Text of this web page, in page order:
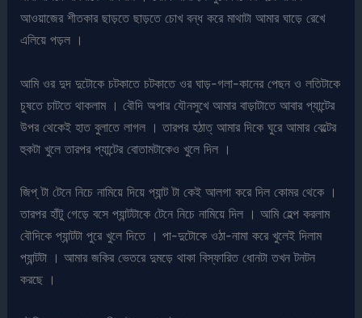
আওয়াজের শীতকার ছাড়তে ছাড়তে চোখ বন্ধ করে মাথাটা আমার ঘাড়ে রেখে
এলিয়ে পড়ল ।
আমি ওর দুদ দুটোকে চটকাতে চটকাতে ওর ঘাড়-গলা-কানের পেছন ও লতিটাকে
চুষতে চাটতে থাকলাম । বৌদি অপার যৌনসুখে আমার বাড়াটাতে আবার প্যান্টের
উপর থেকেই হাত বুলাতে লাগল । তারপর হঠাত্ আমার দিকে ঘুরে আমার বেল্টের
হুকটা খুলে তারপর প্যান্টের বোতামটাকেও খুলে দিল ।
জিপ্ টা টেনে নিচে নামিয়ে দিয়ে প্যান্ট টা কেই আলগা করে দিল কোমর থেকে ।
তারপর হাঁটু গেড়ে বসে প্যান্টটাকে টেনে নিচে নামিয়ে দিল । আমি হেল্প করলাম
বৌদিকে প্যান্টটা পুরে খুলে দিতে । পা-দুটোকে ওঠা-নামা করে খুলেই দিলাম
প্যান্টটা । আমার জকির ভেতরে দুমড়ে থাকা বিস্ফারিত ধোনটা তখন টনটন
করছে ।